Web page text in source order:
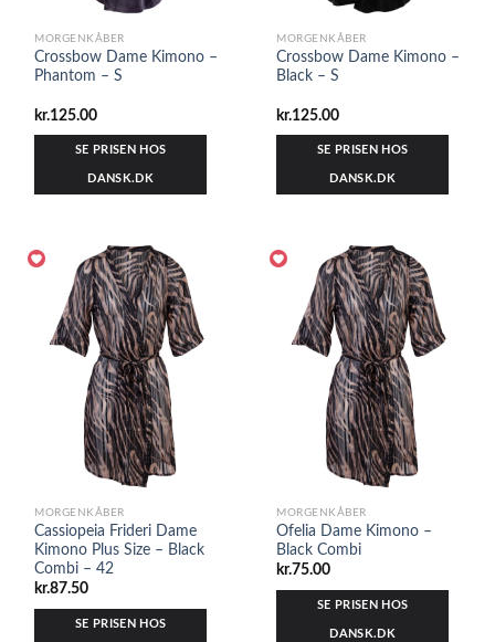
MORGENKÅBER
Crossbow Dame Kimono –
Phantom – S
kr.125.00
SE PRISEN HOS
DANSK.DK
MORGENKÅBER
Crossbow Dame Kimono –
Black – S
kr.125.00
SE PRISEN HOS
DANSK.DK
MORGENKÅBER
Cassiopeia Frideri Dame
Kimono Plus Size – Black
Combi – 42
kr.87.50
SE PRISEN HOS
MORGENKÅBER
Ofelia Dame Kimono –
Black Combi
kr.75.00
SE PRISEN HOS
DANSK.DK